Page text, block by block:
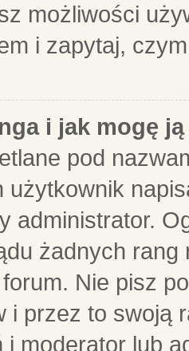
możliwości
i zapytaj,
i jak mogę
pod
użytkownik
administrator.
żadnych
Nie pisz
i przez to swoją
i moderator lub